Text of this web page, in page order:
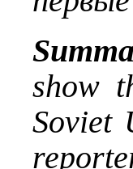
show
Soviet